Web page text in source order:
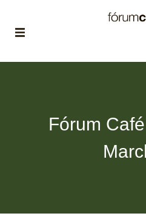
Fórum